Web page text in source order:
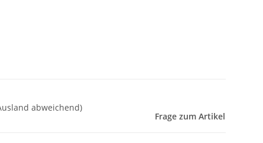
abweichend)
Frage zum Artikel